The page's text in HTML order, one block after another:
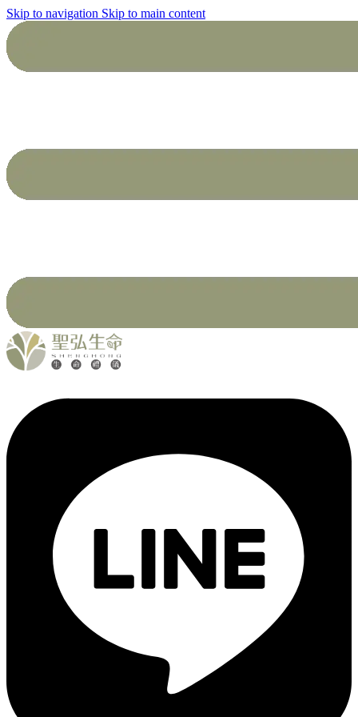
Skip to navigation Skip to main content